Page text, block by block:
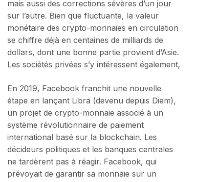
mais aussi des corrections sévères d’un jour
sur l’autre. Bien que fluctuante, la valeur
monétaire des crypto-monnaies en circulation
se chiffre déjà en centaines de milliards de
dollars, dont une bonne partie provient d’Asie.
Les sociétés privées s’y intéressent également,
En 2019, Facebook franchit une nouvelle
étape en lançant Libra (devenu depuis Diem),
un projet de crypto-monnaie associé à un
système révolutionnaire de paiement
international basé sur la blockchain. Les
décideurs politiques et les banques centrales
ne tardèrent pas à réagir. Facebook, qui
prévoyait de garantir sa monnaie sur un